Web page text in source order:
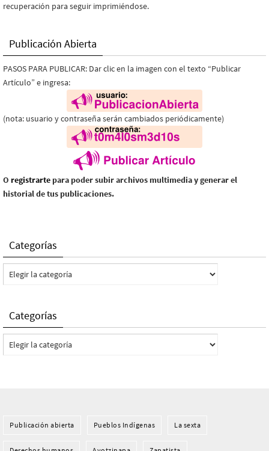
recuperación para seguir imprimiéndose.
Publicación Abierta
PASOS PARA PUBLICAR: Dar clic en la imagen con el texto “Publicar
Artículo” e ingresa:
(nota: usuario y contraseña serán cambiados periódicamente)
O registrarte para poder subir archivos multimedia y generar el
historial de tus publicaciones.
Categorías
Categorías
Categorías
Categorías
Publicación abierta Pueblos Indí­genas La sexta